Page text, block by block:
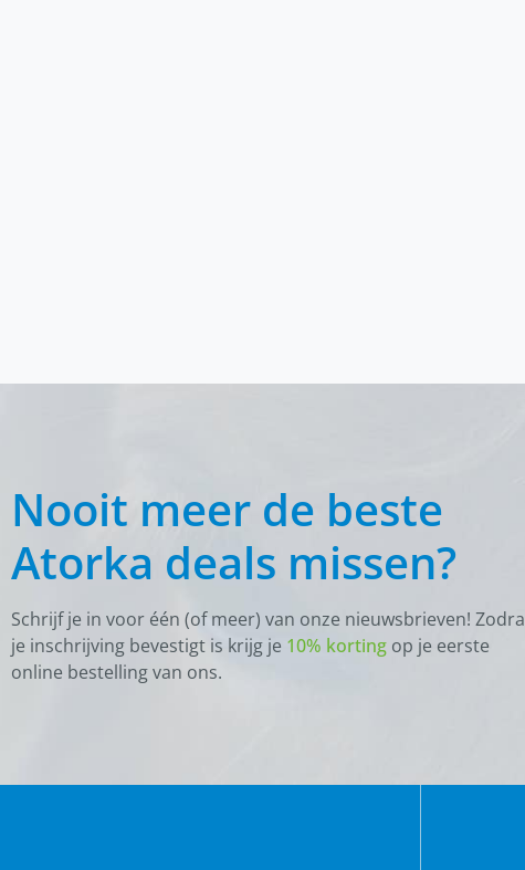
Nooit meer de beste
Atorka deals missen?
Schrijf je in voor één (of meer) van onze nieuwsbrieven! Zodra
je inschrijving bevestigt is krijg je 10% korting op je eerste
online bestelling van ons.